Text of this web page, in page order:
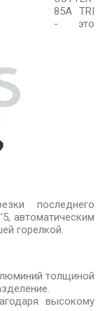
85A TRI
- это
последнего
автоматическим
горелкой.
толщиной
высокому